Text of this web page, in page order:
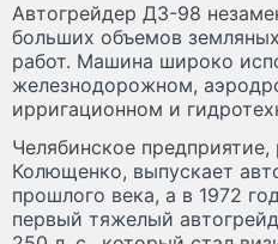
Автогрейдер ДЗ-98
больших объемов
работ. Машина широко
железнодорожном,
ирригационном и
Челябинское
Колющенко, выпускает
прошлого века, а в 1972
первый тяжелый